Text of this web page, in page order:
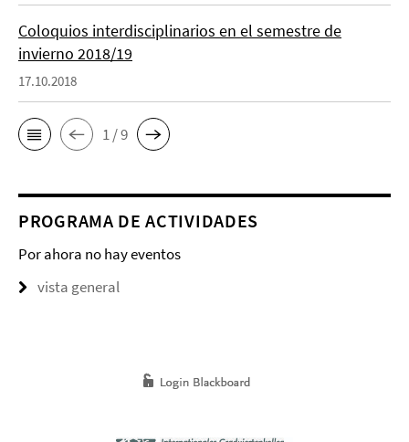
Coloquios interdisciplinarios en el semestre de
invierno 2018/19
17.10.2018
1 / 9
PROGRAMA DE ACTIVIDADES
Por ahora no hay eventos
vista general